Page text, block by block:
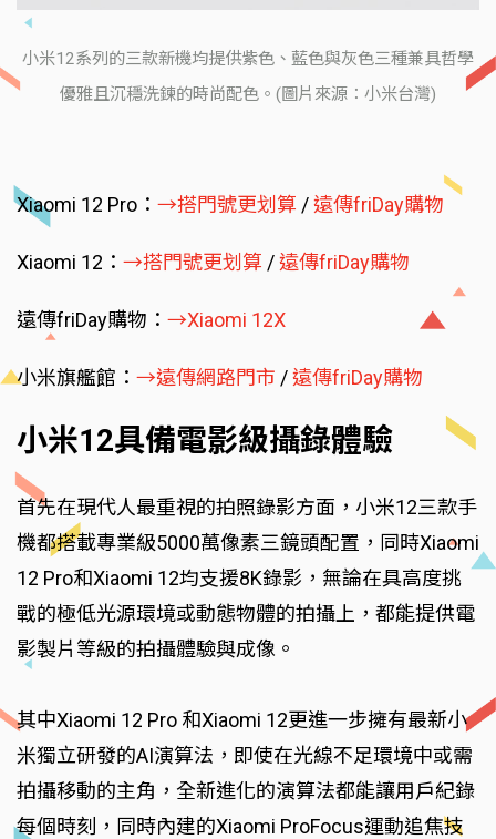
小米12系列的三款新機均提供紫色、藍色與灰色三種兼具哲學
優雅且沉穩洗鍊的時尚配色。(圖片來源：小米台灣)
Xiaomi 12 Pro： →搭門號更划算 /遠傳friDay購物
Xiaomi 12： →搭門號更划算 /遠傳friDay購物
遠傳friDay購物： →Xiaomi 12X
小米旗艦館： →遠傳網路門市 /遠傳friDay購物
小米12具備電影級攝錄體驗
首先在現代人最重視的拍照錄影方面，小米12三款手
機都搭載專業級5000萬像素三鏡頭配置，同時Xiaomi
12 Pro和Xiaomi 12均支援8K錄影，無論在具高度挑
戰的極低光源環境或動態物體的拍攝上，都能提供電
影製片等級的拍攝體驗與成像。
其中Xiaomi 12 Pro 和Xiaomi 12更進一步擁有最新小
米獨立研發的AI演算法，即使在光線不足環境中或需
拍攝移動的主角，全新進化的演算法都能讓用戶紀錄
每個時刻，同時內建的Xiaomi ProFocus運動追焦技